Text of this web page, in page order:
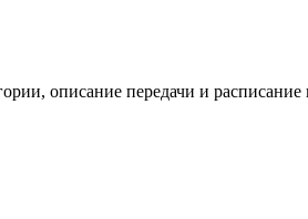
описание передачи и расписание